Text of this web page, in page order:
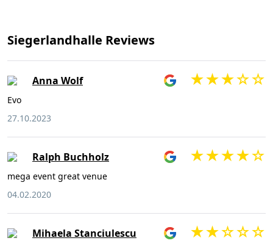
Siegerlandhalle Reviews
Anna Wolf
Evo
27.10.2023
Ralph Buchholz
mega event great venue
04.02.2020
Mihaela Stanciulescu